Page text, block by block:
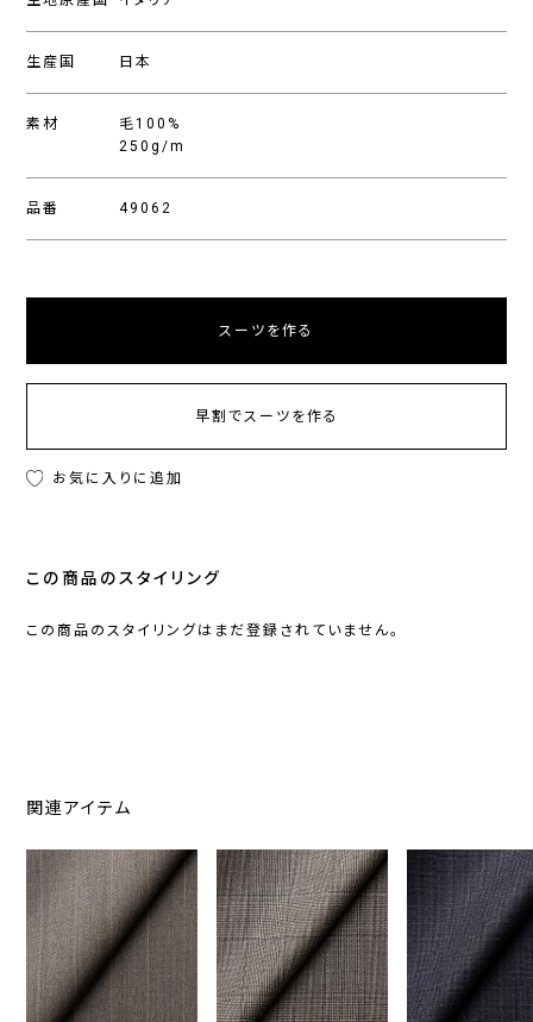
生産国 日本
素材
毛100%
250g/m
品番 49062
スーツを作る
早割でスーツを作る
お気に入りに追加
この商品のスタイリング
この商品のスタイリングはまだ登録されていません。
関連アイテム